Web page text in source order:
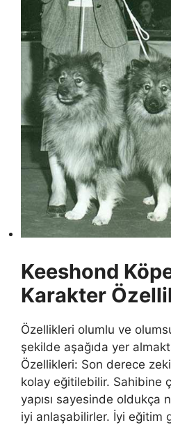
Keeshond
Karakter
Özellikleri olumlu ve
şekilde aşağıda yer
Özellikleri: Son derece
kolay eğitilebilir. Sahibine
yapısı sayesinde oldukça
iyi anlaşabilirler. İyi eğitim